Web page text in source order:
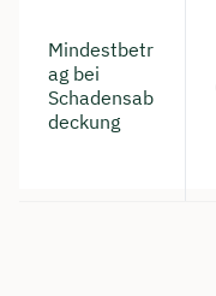
Mindestbetr
ag bei
Schadensab
deckung